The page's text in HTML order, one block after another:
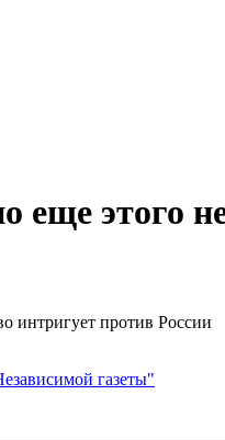
этого
интригует против России
газеты"